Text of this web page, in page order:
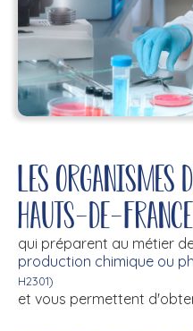
Les organismes
Hauts-de-France
qui préparent au métier
production chimique ou
H2301)
et vous permettent